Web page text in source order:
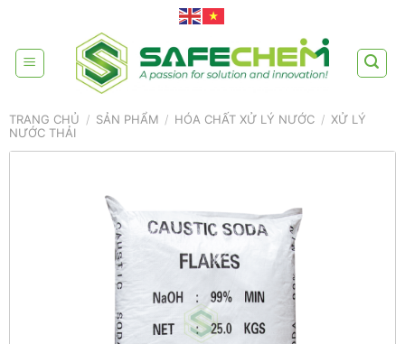
content
TRANG CHỦ / SẢN PHẨM / HÓA CHẤT XỬ LÝ NƯỚC / XỬ LÝ
NƯỚC THẢI